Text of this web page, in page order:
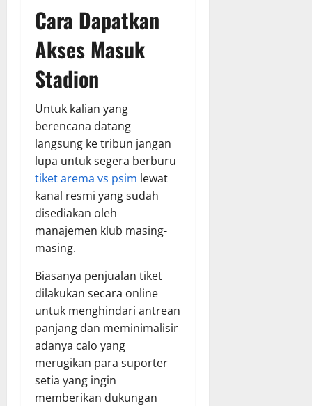
Cara Dapatkan
Akses Masuk
Stadion
Untuk kalian yang
berencana datang
langsung ke tribun jangan
lupa untuk segera berburu
tiket arema vs psim lewat
kanal resmi yang sudah
disediakan oleh
manajemen klub masing-
masing.
Biasanya penjualan tiket
dilakukan secara online
untuk menghindari antrean
panjang dan meminimalisir
adanya calo yang
merugikan para suporter
setia yang ingin
memberikan dukungan